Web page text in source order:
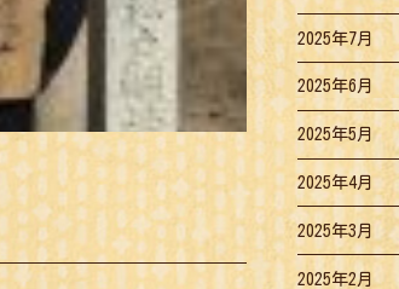
2025年7月
2025年6月
2025年5月
2025年4月
2025年3月
2025年2月